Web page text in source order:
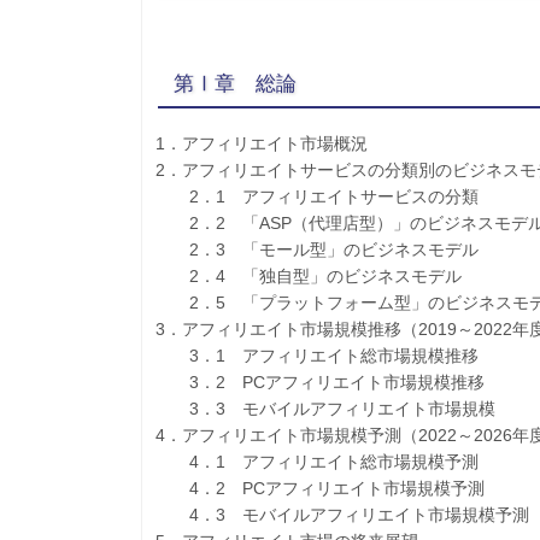
第Ⅰ章 総論
1．アフィリエイト市場概況
2．アフィリエイトサービスの分類別のビジネスモ
2．1 アフィリエイトサービスの分類
2．2 「ASP（代理店型）」のビジネスモデ
2．3 「モール型」のビジネスモデル
2．4 「独自型」のビジネスモデル
2．5 「プラットフォーム型」のビジネスモ
3．アフィリエイト市場規模推移（2019～2022年
3．1 アフィリエイト総市場規模推移
3．2 PCアフィリエイト市場規模推移
3．3 モバイルアフィリエイト市場規模
4．アフィリエイト市場規模予測（2022～2026年
4．1 アフィリエイト総市場規模予測
4．2 PCアフィリエイト市場規模予測
4．3 モバイルアフィリエイト市場規模予測